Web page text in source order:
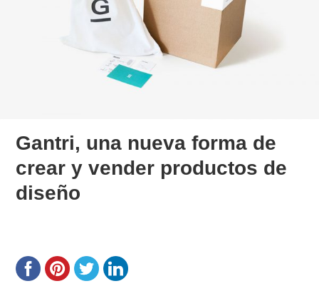
Gantri, una nueva forma de
crear y vender productos de
diseño